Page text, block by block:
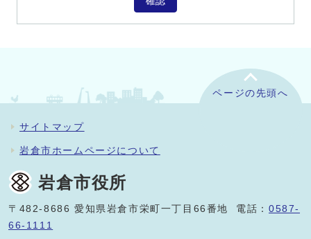
ページの先頭へ
サイトマップ
岩倉市ホームページについて
岩倉市役所
〒482-8686 愛知県岩倉市栄町一丁目66番地 電話：0587-
66-1111